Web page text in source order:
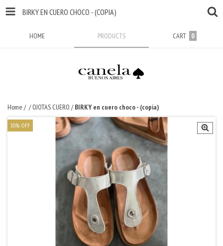
BIRKY EN CUERO CHOCO - (COPIA)
HOME PRODUCTS CART 0
Home / / OJOTAS CUERO / BIRKY en cuero choco - (copia)
30% OFF